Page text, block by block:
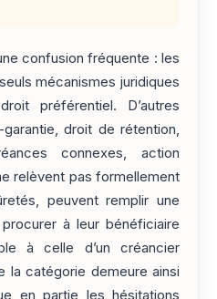
confusion fréquente : les
mécanismes juridiques
préférentiel. D’autres
droit de rétention,
connexes, action
relèvent pas formellement
peuvent remplir une
à leur bénéficiaire
à celle d’un créancier
la catégorie demeure ainsi
en partie les hésitations